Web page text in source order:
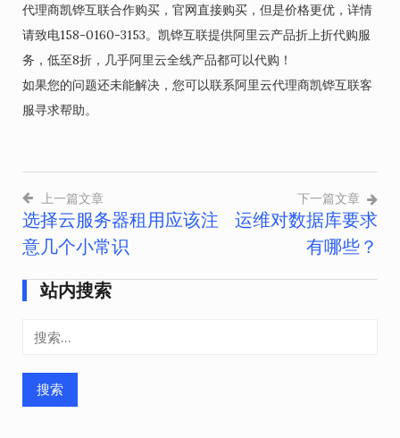
代理商凯铧互联合作购买，官网直接购买，但是价格更优，详情
请致电158-0160-3153。凯铧互联提供阿里云产品折上折代购服
务，低至8折，几乎阿里云全线产品都可以代购！
如果您的问题还未能解决，您可以联系阿里云代理商凯铧互联客
服寻求帮助。
文
章
导
航
上一篇文章
选择云服务器租用应该注
意几个小常识
下一篇文章
运维对数据库要求
有哪些？
站内搜索